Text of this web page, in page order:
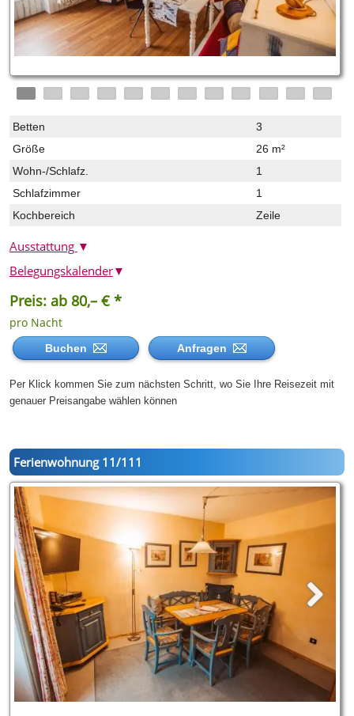
Betten
3
Größe
26 m²
Wohn-/Schlafz.
1
Schlafzimmer
1
Kochbereich
Zeile
Ausstattung ▼
Preis: ab 80,– € *
pro Nacht
Buchen Anfragen
Per Klick kommen Sie zum nächsten Schritt, wo Sie Ihre Reisezeit mit
genauer Preisangabe wählen können
Belegungskalender▼
Ferienwohnung 11/111